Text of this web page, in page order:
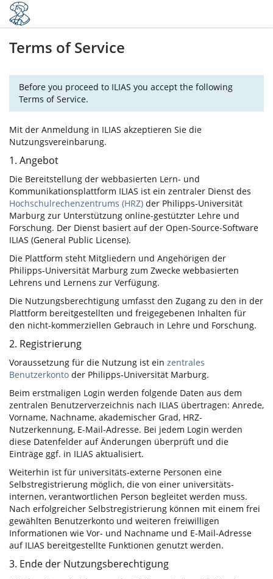
Terms of Service
Before you proceed to ILIAS you accept the following
Terms of Service.
Mit der Anmeldung in ILIAS akzeptieren Sie die
Nutzungsvereinbarung.
1. Angebot
Die Bereitstellung der webbasierten Lern- und
Kommunikationsplattform ILIAS ist ein zentraler Dienst des
Hochschulrechenzentrums (HRZ) der Philipps-Universität
Marburg zur Unterstützung online-gestützter Lehre und
Forschung. Der Dienst basiert auf der Open-Source-Software
ILIAS (General Public License).
Die Plattform steht Mitgliedern und Angehörigen der
Philipps-Universität Marburg zum Zwecke webbasierten
Lehrens und Lernens zur Verfügung.
Die Nutzungsberechtigung umfasst den Zugang zu den in der
Plattform bereitgestellten und freigegebenen Inhalten für
den nicht-kommerziellen Gebrauch in Lehre und Forschung.
2. Registrierung
Voraussetzung für die Nutzung ist ein zentrales
Benutzerkonto der Philipps-Universität Marburg.
Beim erstmaligen Login werden folgende Daten aus dem
zentralen Benutzerverzeichnis nach ILIAS übertragen: Anrede,
Vorname, Nachname, akademischer Grad, HRZ-
Nutzerkennung, E-Mail-Adresse. Bei jedem Login werden
diese Datenfelder auf Änderungen überprüft und die
Einträge ggf. in ILIAS aktualisiert.
Weiterhin ist für universitäts-externe Personen eine
Selbstregistrierung möglich, die von einer universitäts-
internen, verantwortlichen Person begleitet werden muss.
Nach erfolgreicher Selbstregistrierung können mit einem frei
gewählten Benutzerkonto und weiteren freiwilligen
Informationen wie Vor- und Nachname und E-Mail-Adresse
auf ILIAS bereitgestellte Funktionen genutzt werden.
3. Ende der Nutzungsberechtigung